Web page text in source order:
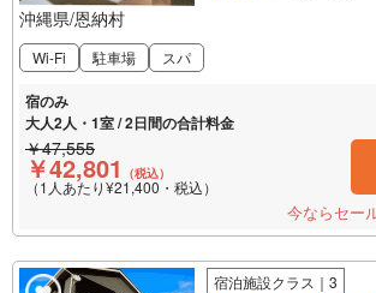
沖縄県/恩納村
Wi-Fi 駐車場 スパ
宿のみ
大人2人・1室 / 2日間の合計料金
￥47,555
￥42,801 （税込）
（1人あたり¥21,400・税込）
今ならセー
宿泊施設クラス｜3